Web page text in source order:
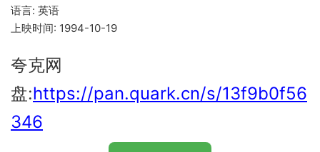
语言: 英语
上映时间: 1994-10-19
夸克网
盘:https://pan.quark.cn/s/13f9b0f56
346